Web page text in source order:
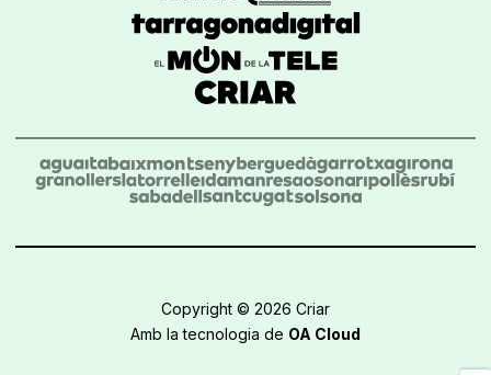
Copyright © 2026 Criar
Amb la tecnologia de OA Cloud